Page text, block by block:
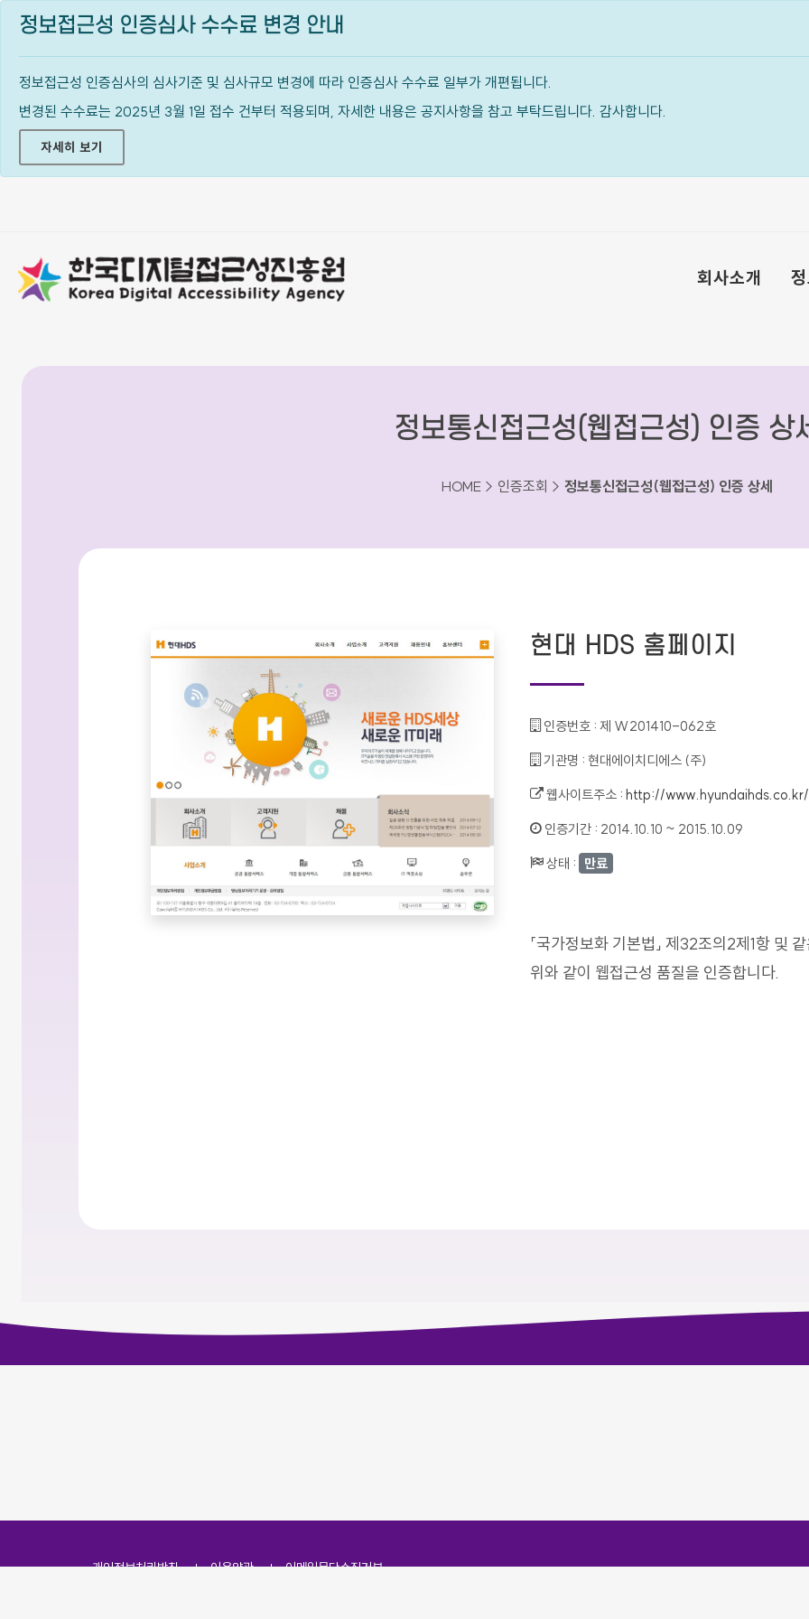
정보접근성 인증심사 수수료 변경 안내
정보접근성 인증심사의 심사기준 및 심사규모 변경에 따라 인증심사 수수료 일부가 개편됩니다.
변경된 수수료는 2025년 3월 1일 접수 건부터 적용되며, 자세한 내용은 공지사항을 참고 부탁드립니다. 감사합니다.
자세히 보기
회사소개
정보통신접근성(웹접근성) 인증 상
HOME > 인증조회 > 정보통신접근성(웹접근성) 인증 상세
현대 HDS 홈페이지
인증번호 :제 W201410-062호
기관명 :현대에이치디에스 (주)
웹사이트주소 :http://www.hyundaihds.co.kr/
인증기간 : 2014.10.10 ~ 2015.10.09
상태 : 만료
「국가정보화 기본법」 제32조의2제1항 및
위와 같이 웹접근성 품질을 인증합니다.
개인정보처리방침 이용약관 이메일무단수집거부